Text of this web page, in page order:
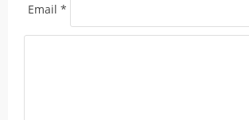
Email *